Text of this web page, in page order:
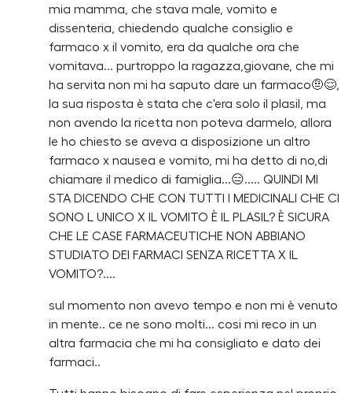
mia mamma, che stava male, vomito e
dissenteria, chiedendo qualche consiglio e
farmaco x il vomito, era da qualche ora che
vomitava... purtroppo la ragazza,giovane, che mi
ha servita non mi ha saputo dare un farmaco🤨😌,
la sua risposta è stata che c'era solo il plasil, ma
non avendo la ricetta non poteva darmelo, allora
le ho chiesto se aveva a disposizione un altro
farmaco x nausea e vomito, mi ha detto di no,di
chiamare il medico di famiglia...😑..... QUINDI MI
STA DICENDO CHE CON TUTTI I MEDICINALI CHE CI
SONO L UNICO X IL VOMITO È IL PLASIL? È SICURA
CHE LE CASE FARMACEUTICHE NON ABBIANO
STUDIATO DEI FARMACI SENZA RICETTA X IL
VOMITO?....
sul momento non avevo tempo e non mi è venuto
in mente.. ce ne sono molti... cosi mi reco in un
altra farmacia che mi ha consigliato e dato dei
farmaci..